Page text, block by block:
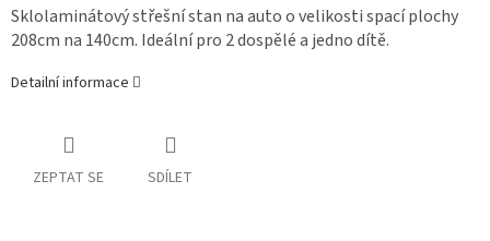
Sklolaminátový střešní stan na auto o velikosti spací plochy
208cm na 140cm. Ideální pro 2 dospělé a jedno dítě.
Detailní informace
ZEPTAT SE SDÍLET